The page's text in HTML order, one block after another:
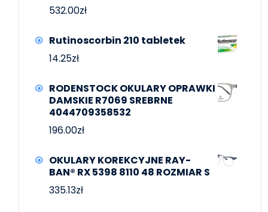
532.00zł
Rutinoscorbin 210 tabletek
14.25zł
RODENSTOCK OKULARY OPRAWKI
DAMSKIE R7069 SREBRNE
4044709358532
196.00zł
OKULARY KOREKCYJNE RAY-
BAN® RX 5398 8110 48 ROZMIAR S
335.13zł